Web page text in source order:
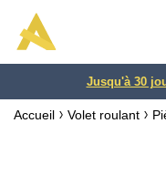
Jusqu'à 30
Accueil Volet roulant